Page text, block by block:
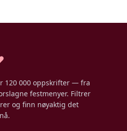
120 000 oppskrifter — fra
festmenyer. Filtrer
og finn nøyaktig det